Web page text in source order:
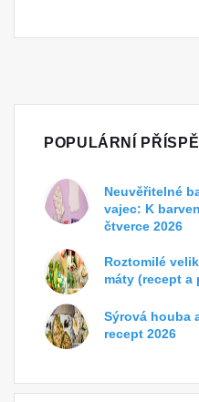
POPULÁRNÍ
Neuvěřitelné
vajec: K
čtverce 2026
Roztomilé
máty (recept a
Sýrová houba
recept 2026